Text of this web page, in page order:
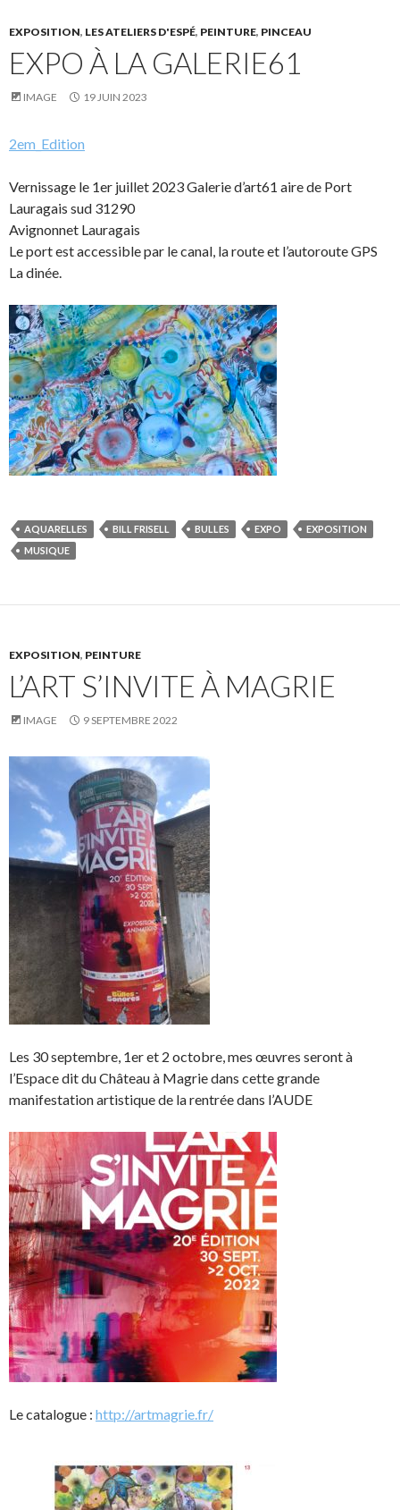
EXPOSITION, LES ATELIERS D'ESPÉ, PEINTURE, PINCEAU
EXPO À LA GALERIE61
IMAGE 19 JUIN 2023
2em_Edition
Vernissage le 1er juillet 2023 Galerie d’art61 aire de Port
Lauragais sud 31290
Avignonnet Lauragais
Le port est accessible par le canal, la route et l’autoroute GPS
La dinée.
AQUARELLES BILL FRISELL BULLES EXPO
EXPOSITION
MUSIQUE
EXPOSITION, PEINTURE
L’ART S’INVITE À MAGRIE
IMAGE 9 SEPTEMBRE 2022
Les 30 septembre, 1er et 2 octobre, mes œuvres seront à
l’Espace dit du Château à Magrie dans cette grande
manifestation artistique de la rentrée dans l’AUDE
Le catalogue : http://artmagrie.fr/